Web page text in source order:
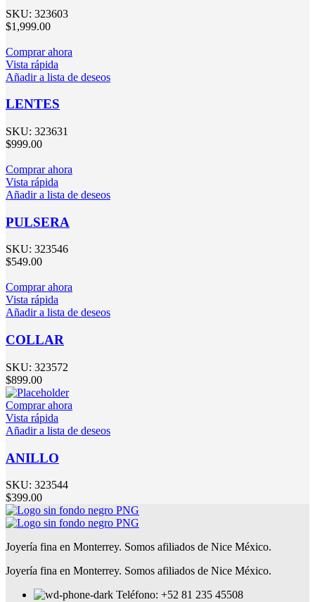
SKU: 323603
$1,999.00
Comprar ahora
Vista rápida
Añadir a lista de deseos
LENTES
SKU: 323631
$999.00
Comprar ahora
Vista rápida
Añadir a lista de deseos
PULSERA
SKU: 323546
$549.00
Comprar ahora
Vista rápida
Añadir a lista de deseos
COLLAR
SKU: 323572
$899.00
Comprar ahora
Vista rápida
Añadir a lista de deseos
ANILLO
SKU: 323544
$399.00
Joyería fina en Monterrey. Somos afiliados de Nice México.
Joyería fina en Monterrey. Somos afiliados de Nice México.
Teléfono: +52 81 235 45508